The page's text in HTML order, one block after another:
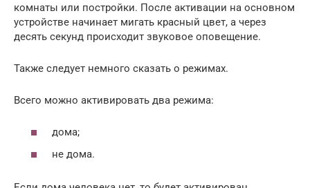
комнаты или постройки. После активации на основном
устройстве начинает мигать красный цвет, а через
десять секунд происходит звуковое оповещение.
Также следует немного сказать о режимах.
Всего можно активировать два режима:
дома;
не дома.